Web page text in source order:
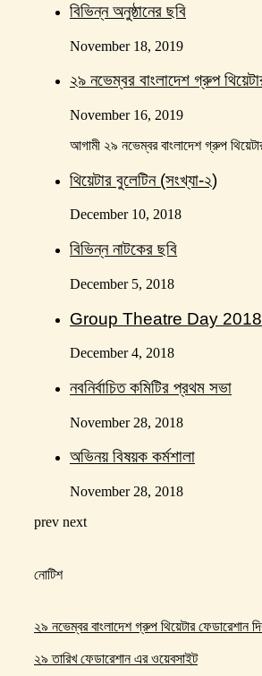
বিভিন্ন অনুষ্ঠানের ছবি
November 18, 2019
২৯ নভেম্বর বাংলাদেশ গ্রুপ
November 16, 2019
আগামী ২৯ নভেম্বর বাংলাদেশ গ্রুপ
থিয়েটার বুলেটিন (সংখ্যা-২)
December 10, 2018
বিভিন্ন নাটকের ছবি
December 5, 2018
Group Theatre Day 2018
December 4, 2018
নবনির্বাচিত কমিটির প্রথম সভা
November 28, 2018
অভিনয় বিষয়ক কর্মশালা
November 28, 2018
prev next
নোটিশ
২৯ নভেম্বর বাংলাদেশ গ্রুপ থিয়েটার ফেডারেশান
২৯ তারিখ ফেডারেশান এর ওয়েবসাইট